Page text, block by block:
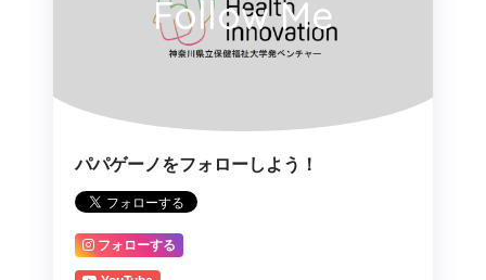
Follow Me
パパゲーノをフォローしよう！
フォローする